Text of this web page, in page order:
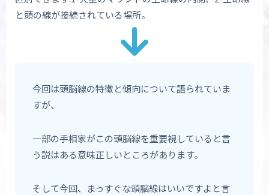
と頭の線が接続されている場所。
今回は頭脳線の特徴と傾向について語られていま
すが、
一部の手相家がこの頭脳線を重要視していると言
う説はある意味正しいところがあります。
そして今回、まっすぐな頭脳線はいいですよと言